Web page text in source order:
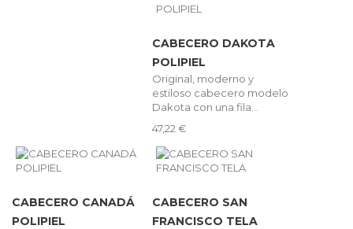
CABECERO DAKOTA
POLIPIEL
Original, moderno y
estiloso cabecero modelo
Dakota con una fila...
47,22 €
CABECERO CANADÁ
POLIPIEL
CABECERO SAN
FRANCISCO TELA